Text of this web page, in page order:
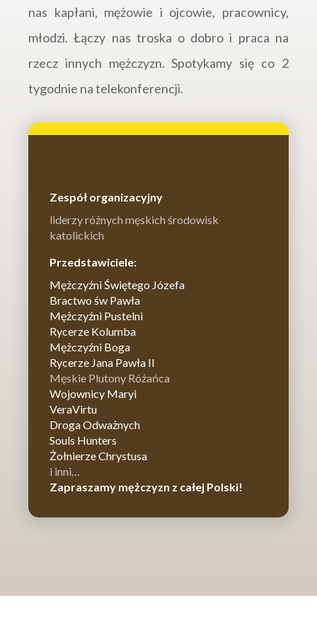
nas kapłani, mężowie i ojcowie, pracownicy,
młodzi. Łączy nas troska o dobro i praca na
rzecz innych mężczyzn. Spotykamy się co 2
tygodnie na telekonferencji.
Zespół organizacyjny
liderzy różnych męskich środowisk
katolickich
Przedstawiciele:
Mężczyźni Świętego Józefa
Bractwo św Pawła
Mężczyźni Pustelni
Rycerze Kolumba
Mężczyźni Boga
Rycerze Jana Pawła II
Męskie Plutony Różańca
Wojownicy Maryi
VeraVirtu
Droga Odważnych
Souls Hunters
Żołnierze Chrystusa
i inni…
Zapraszamy mężczyzn z całej Polski!